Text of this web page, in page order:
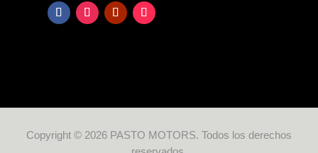
Copyright © 2026 PASTO MOTORS. Todos los derechos